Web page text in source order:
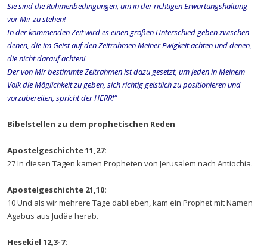
Sie sind die Rahmenbedingungen, um in der richtigen Erwartungshaltung
vor Mir zu stehen!
In der kommenden Zeit wird es einen großen Unterschied geben zwischen
denen, die im Geist auf den Zeitrahmen Meiner Ewigkeit achten und denen,
die nicht darauf achten!
Der von Mir bestimmte Zeitrahmen ist dazu gesetzt, um jeden in Meinem
Volk die Möglichkeit zu geben, sich richtig geistlich zu positionieren und
vorzubereiten, spricht der HERR!“
Bibelstellen zu dem prophetischen Reden
Apostelgeschichte 11,27:
27 In diesen Tagen kamen Propheten von Jerusalem nach Antiochia.
Apostelgeschichte 21,10:
10 Und als wir mehrere Tage dablieben, kam ein Prophet mit Namen
Agabus aus Judäa herab.
Hesekiel 12,3-7: